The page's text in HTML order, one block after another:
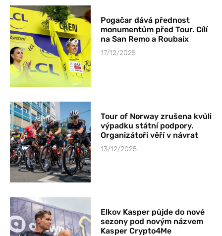
Pogačar dává přednost
monumentům před Tour. Cílí
na San Remo a Roubaix
17/12/2025
Tour of Norway zrušena kvůli
výpadku státní podpory.
Organizátoři věří v návrat
13/12/2025
Elkov Kasper půjde do nové
sezony pod novým názvem
Kasper Crypto4Me